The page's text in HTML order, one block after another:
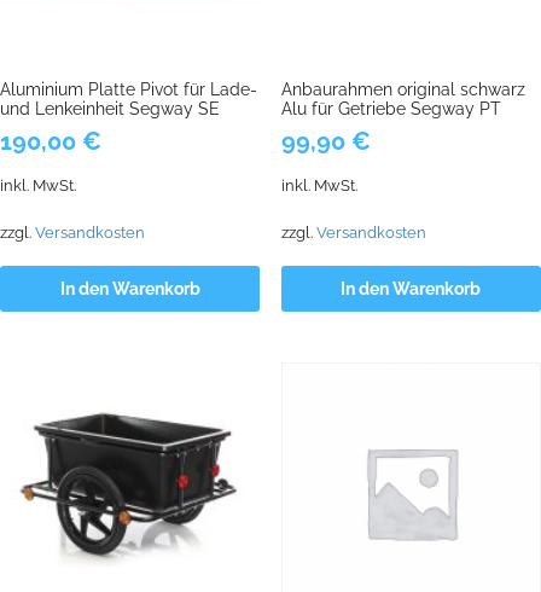
Aluminium Platte Pivot für Lade-
und Lenkeinheit Segway SE
190,00 €
inkl. MwSt.
zzgl. Versandkosten
In den Warenkorb
Anbaurahmen original schwarz
Alu für Getriebe Segway PT
99,90 €
inkl. MwSt.
zzgl. Versandkosten
In den Warenkorb